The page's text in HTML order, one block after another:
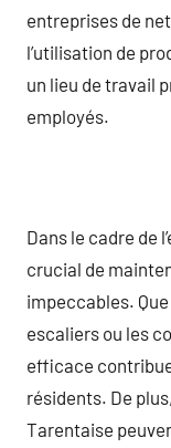
entreprises de
l’utilisation de
un lieu de travail
employés.
Dans le cadre de
crucial de
impeccables.
escaliers ou les
efficace
résidents. De
Tarentaise